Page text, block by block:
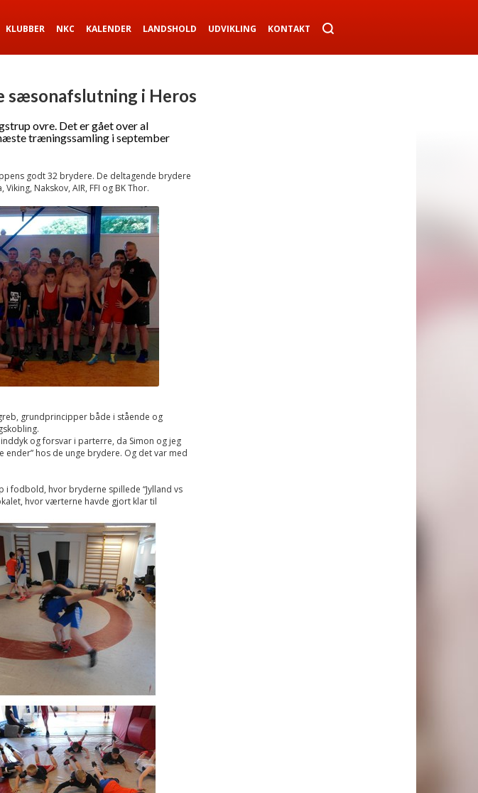
KLUBBER NKC KALENDER LANDSHOLD UDVIKLING KONTAKT
sæsonafslutning i Heros
ovre. Det er gået over al
træningssamling i september
godt 32 brydere. De deltagende brydere
Nakskov, AIR, FFI og BK Thor.
grundprincipper både i stående og
og forsvar i parterre, da Simon og jeg
hos de unge brydere. Og det var med
i fodbold, hvor bryderne spillede “Jylland vs
hvor værterne havde gjort klar til